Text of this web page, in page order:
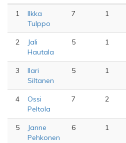
1
Ilkka
Tulppo
7 1
2
Jali
Hautala
5 1
3
Ilari
Siltanen
5 1
4
Ossi
Peltola
7 2
5
Janne
Pehkonen
6 1